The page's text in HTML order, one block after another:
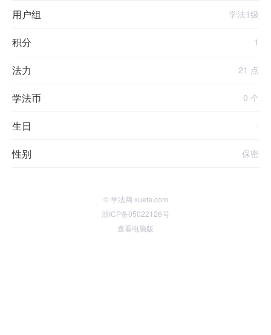
用户组 学法1级
积分 1
法力 21 点
学法币 0 个
生日 -
性别 保密
© 学法网 xuefa.com
浙ICP备05022126号
查看电脑版